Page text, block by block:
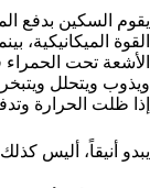
يقوم السكين بدفع
القوة الميكانيكية،
ويذوب ويتحلل
إذا ظلت الحرارة
يبدو أنيقاً، أليس